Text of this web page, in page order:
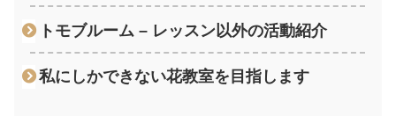
トモブルーム – レッスン以外の活動紹介
私にしかできない花教室を目指します